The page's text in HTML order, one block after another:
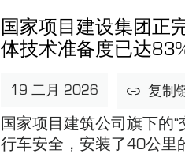
国家项目建设集团正
体技术准备度已达
19 二月 2026 复制
国家项目建筑公司旗下的
行车安全，安装了40公里